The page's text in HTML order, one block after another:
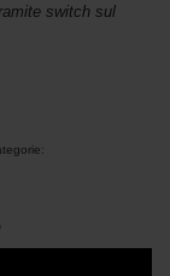
switch sul